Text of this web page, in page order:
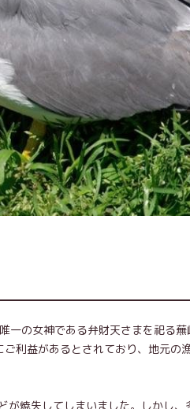
一の女神である弁財天さまを祀る蕪
利益があるとされており、地元の
焼失してしまいました。しかし、